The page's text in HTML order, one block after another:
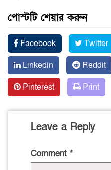
পোস্টটি শেয়ার করুন
Facebook Twitter
Linkedin
Reddit
Pinterest
Print
Leave a Reply
Comment *